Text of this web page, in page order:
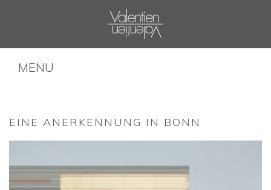
MENU
EINE ANERKENNUNG IN BONN